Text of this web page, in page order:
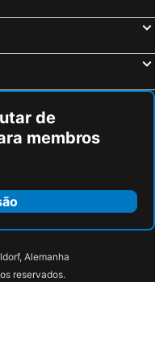
Dos Infantes - Turismo Rural
Dazenha
da Eira Branca
de Santa Catarina
de
membros
Alemanha
reservados.